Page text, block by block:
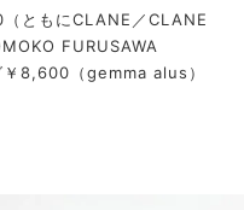
ともにCLANE／CLANE
FURUSAWA
8,600（gemma alus）